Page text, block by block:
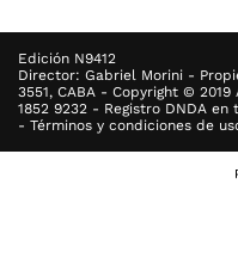
Edición N9412
Director: Gabriel Morini -
3551, CABA - Copyright ©
1852 9232 - Registro DNDA
- Términos y condiciones de